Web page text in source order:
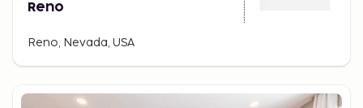
Reno
Reno, Nevada, USA